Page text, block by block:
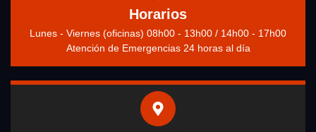
Horarios
Lunes - Viernes (oficinas) 08h00 - 13h00 / 14h00 - 17h00
Atención de Emergencias 24 horas al día